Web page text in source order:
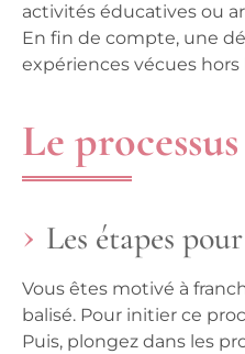
activités éducatives ou
En fin de compte, une
expériences vécues
Le
Les étapes
Vous êtes motivé à
balisé. Pour initier ce
Puis, plongez dans les